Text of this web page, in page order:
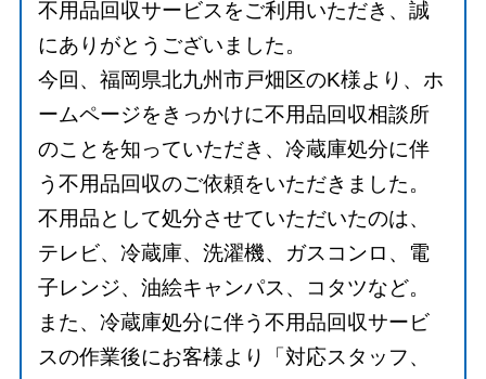
不用品回収サービスをご利用いただき、誠
にありがとうございました。
今回、福岡県北九州市戸畑区のK様より、ホ
ームページをきっかけに不用品回収相談所
のことを知っていただき、冷蔵庫処分に伴
う不用品回収のご依頼をいただきました。
不用品として処分させていただいたのは、
テレビ、冷蔵庫、洗濯機、ガスコンロ、電
子レンジ、油絵キャンパス、コタツなど。
また、冷蔵庫処分に伴う不用品回収サービ
スの作業後にお客様より「対応スタッフ、